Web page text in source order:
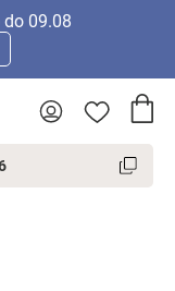
do 09.08